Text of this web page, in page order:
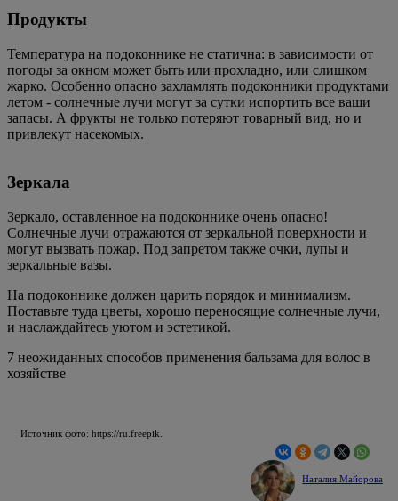
Продукты
Температура на подоконнике не статична: в зависимости от
погоды за окном может быть или прохладно, или слишком
жарко. Особенно опасно захламлять подоконники продуктами
летом - солнечные лучи могут за сутки испортить все ваши
запасы. А фрукты не только потеряют товарный вид, но и
привлекут насекомых.
Зеркала
Зеркало, оставленное на подоконнике очень опасно!
Солнечные лучи отражаются от зеркальной поверхности и
могут вызвать пожар. Под запретом также очки, лупы и
зеркальные вазы.
На подоконнике должен царить порядок и минимализм.
Поставьте туда цветы, хорошо переносящие солнечные лучи,
и наслаждайтесь уютом и эстетикой.
7 неожиданных способов применения бальзама для волос в
хозяйстве
Источник фото: https://ru.freepik.
Наталия Майорова